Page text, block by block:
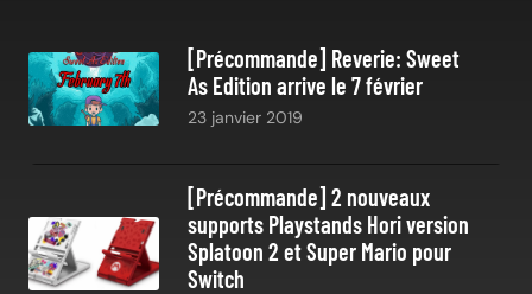
[Précommande] Reverie: Sweet
As Edition arrive le 7 février
23 janvier 2019
[Précommande] 2 nouveaux
supports Playstands Hori version
Splatoon 2 et Super Mario pour
Switch